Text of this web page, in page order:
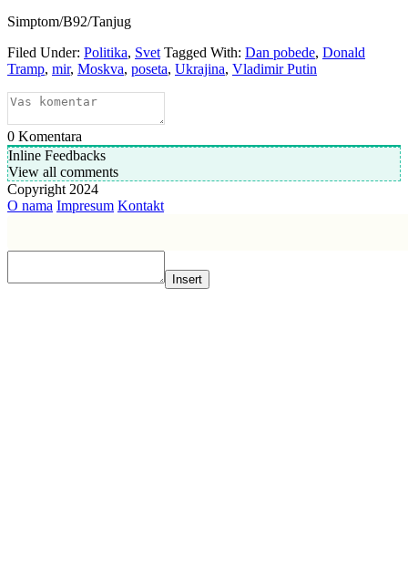
Simptom/B92/Tanjug
Filed Under: Politika, Svet Tagged With: Dan pobede, Donald
Tramp, mir, Moskva, poseta, Ukrajina, Vladimir Putin
0 Komentara
Inline Feedbacks
View all comments
Copyright 2024
O nama Impresum Kontakt
Insert